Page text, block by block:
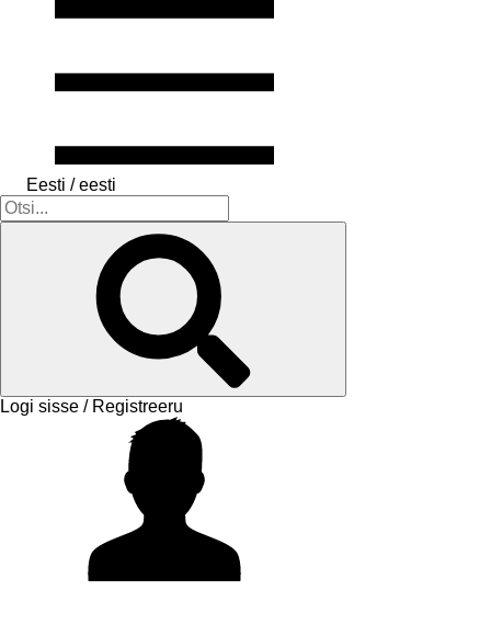
Eesti / eesti
Logi sisse / Registreeru